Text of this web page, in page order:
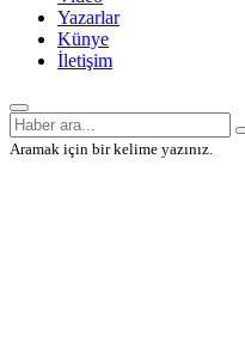
Yazarlar
Künye
İletişim
Aramak için bir kelime yazınız.